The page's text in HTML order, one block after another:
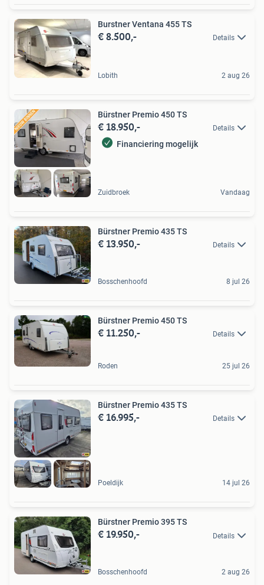
Burstner Ventana 455 TS
€ 8.500,- Details
Lobith 2 aug 26
Bürstner Premio 450 TS
€ 18.950,- Details
Financiering mogelijk
Zuidbroek Vandaag
Bürstner Premio 435 TS
€ 13.950,- Details
Bosschenhoofd 8 jul 26
Bürstner Premio 450 TS
€ 11.250,- Details
Roden 25 jul 26
Bürstner Premio 435 TS
€ 16.995,- Details
Poeldijk 14 jul 26
Bürstner Premio 395 TS
€ 19.950,- Details
Bosschenhoofd 2 aug 26